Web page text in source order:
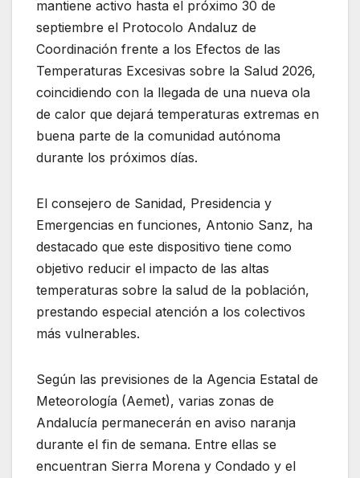
mantiene activo hasta el próximo 30 de
septiembre el Protocolo Andaluz de
Coordinación frente a los Efectos de las
Temperaturas Excesivas sobre la Salud 2026,
coincidiendo con la llegada de una nueva ola
de calor que dejará temperaturas extremas en
buena parte de la comunidad autónoma
durante los próximos días.
El consejero de Sanidad, Presidencia y
Emergencias en funciones, Antonio Sanz, ha
destacado que este dispositivo tiene como
objetivo reducir el impacto de las altas
temperaturas sobre la salud de la población,
prestando especial atención a los colectivos
más vulnerables.
Según las previsiones de la Agencia Estatal de
Meteorología (Aemet), varias zonas de
Andalucía permanecerán en aviso naranja
durante el fin de semana. Entre ellas se
encuentran Sierra Morena y Condado y el